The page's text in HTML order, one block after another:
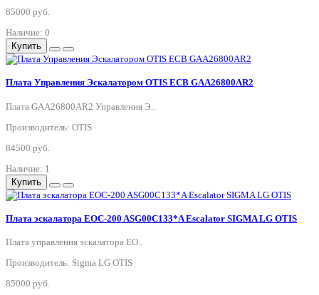
85000 руб.
Наличие: 0
Купить
Плата Управления Эскалатором OTIS ECB GAA26800AR2
Плата GAA26800AR2 Управления Э..
Производитель: OTIS
84500 руб.
Наличие: 1
Купить
Плата эскалатора EOC-200 ASG00C133*A Escalator SIGMA LG OTIS
Плата управления эскалатора EO..
Производитель: Sigma LG OTIS
85000 руб.